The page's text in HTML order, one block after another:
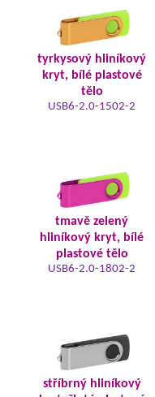
tyrkysový hliníkový
kryt, bílé plastové
tělo
USB6-2.0-1502-2
tmavě zelený
hliníkový kryt, bílé
plastové tělo
USB6-2.0-1802-2
stříbrný hliníkový